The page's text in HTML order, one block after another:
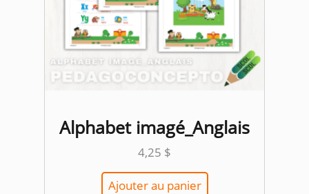
Alphabet imagé_Anglais
4,25 $
Ajouter au panier